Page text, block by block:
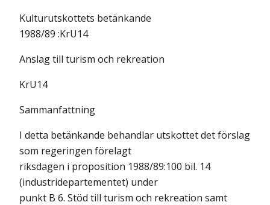
Kulturutskottets betänkande
1988/89 :KrU14
Anslag till turism och rekreation
KrU14
Sammanfattning
I detta betänkande behandlar utskottet det förslag
som regeringen förelagt
riksdagen i proposition 1988/89:100 bil. 14
(industridepartementet) under
punkt B 6. Stöd till turism och rekreation samt